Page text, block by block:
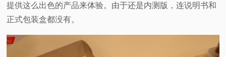
提供这么出色的产品来体验。由于还是内测版，连说明书和
正式包装盒都没有。